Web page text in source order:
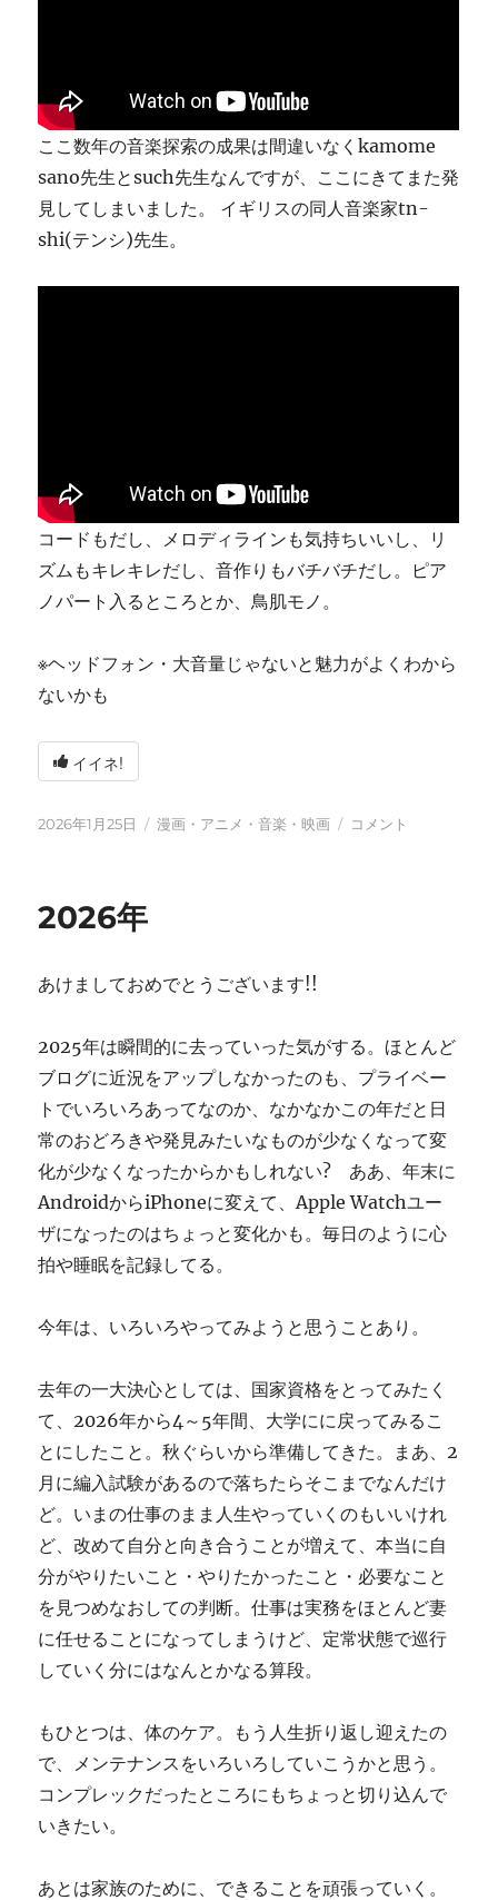
ここ数年の音楽探索の成果は間違いなくkamome
sano先生とsuch先生なんですが、ここにきてまた発
見してしまいました。 イギリスの同人音楽家tn-
shi(テンシ)先生。
コードもだし、メロディラインも気持ちいいし、リ
ズムもキレキレだし、音作りもバチバチだし。ピア
ノパート入るところとか、鳥肌モノ。
※ヘッドフォン・大音量じゃないと魅力がよくわから
ないかも
イイネ!
投
2026年1月25日
カ
漫画・アニメ・音楽・映画
tn-
コメント
2026年
あけましておめでとうございます!!
2025年は瞬間的に去っていった気がする。ほとんど
ブログに近況をアップしなかったのも、プライベー
トでいろいろあってなのか、なかなかこの年だと日
常のおどろきや発見みたいなものが少なくなって変
化が少なくなったからかもしれない? ああ、年末に
AndroidからiPhoneに変えて、Apple Watchユー
ザになったのはちょっと変化かも。毎日のように心
拍や睡眠を記録してる。
今年は、いろいろやってみようと思うことあり。
去年の一大決心としては、国家資格をとってみたく
て、2026年から4～5年間、大学にに戻ってみるこ
とにしたこと。秋ぐらいから準備してきた。まあ、2
月に編入試験があるので落ちたらそこまでなんだけ
ど。いまの仕事のまま人生やっていくのもいいけれ
ど、改めて自分と向き合うことが増えて、本当に自
分がやりたいこと・やりたかったこと・必要なこと
を見つめなおしての判断。仕事は実務をほとんど妻
に任せることになってしまうけど、定常状態で巡行
していく分にはなんとかなる算段。
もひとつは、体のケア。もう人生折り返し迎えたの
で、メンテナンスをいろいろしていこうかと思う。
コンプレックだったところにもちょっと切り込んで
いきたい。
あとは家族のために、できることを頑張っていく。